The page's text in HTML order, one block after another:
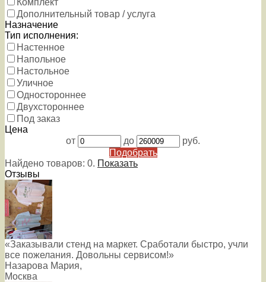
Комплект
Дополнительный товар / услуга
Назначение
Тип исполнения:
Настенное
Напольное
Настольное
Уличное
Одностороннее
Двухстороннее
Под заказ
Цена
от
до
руб.
Подобрать
Найдено товаров: 0. Показать
Отзывы
«Заказывали стенд на маркет. Сработали быстро, учли
все пожелания. Довольны сервисом!»
Назарова Мария,
Москва